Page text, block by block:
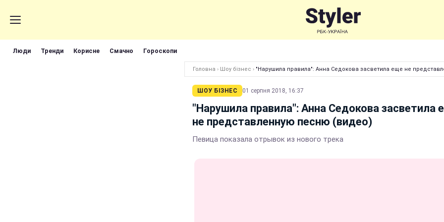
Люди Тренди Корисне Смачно Гороскопи
Головна › Шоу бізнес › "Нарушила правила": Анна Седокова засветила еще не
ШОУ БІЗНЕС 01 серпня 2018, 16:37
"Нарушила правила": Анна Седокова засветила
не представленную песню (видео)
Певица показала отрывок из нового трека